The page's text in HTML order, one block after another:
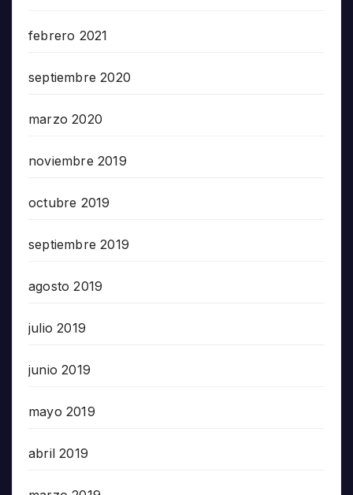
febrero 2021
septiembre 2020
marzo 2020
noviembre 2019
octubre 2019
septiembre 2019
agosto 2019
julio 2019
junio 2019
mayo 2019
abril 2019